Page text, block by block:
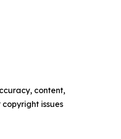
content,
issues